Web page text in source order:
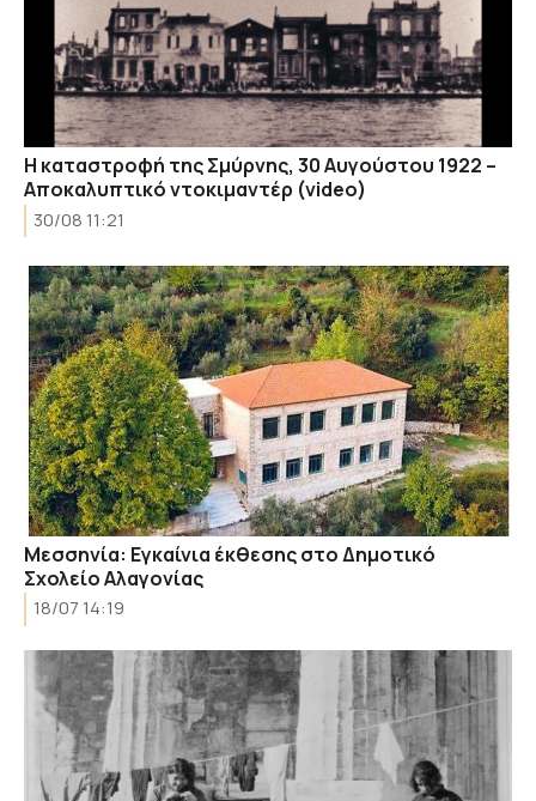
Η καταστροφή της Σμύρνης, 30 Αυγούστου 1922 –
Αποκαλυπτικό ντοκιμαντέρ (video)
30/08 11:21
Μεσσηνία: Εγκαίνια έκθεσης στο Δημοτικό
Σχολείο Αλαγονίας
18/07 14:19